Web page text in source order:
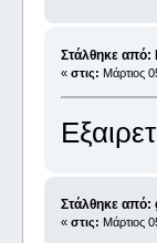
Στάλθηκε από:
« στις: Μάρτιος
Στάλθηκε από:
« στις: Μάρτιος